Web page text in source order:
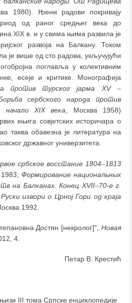
1980). Њени радови покривају
од раног средњег века до
XIX в. и у свима њима развила је
развоја на Балкану. Током
је више од сто радова, укључујући
поглавља у колективним
есеје и критике. Монографија
против турског јарма XV –
сербского народа против
начало XIX века, Москва 1958)
књига совјетских историчара о
таква обавезна је литература на
државног универзитета.
србское восстание 1804–1813
Формирование национальных
на Балканах. Конец XVII–70-е г.
Руски извори о Црној Гори од краја
1992.
Достян [некролог]", Новая
4.
Петар В. Крестић
III тома Српске енциклопедије